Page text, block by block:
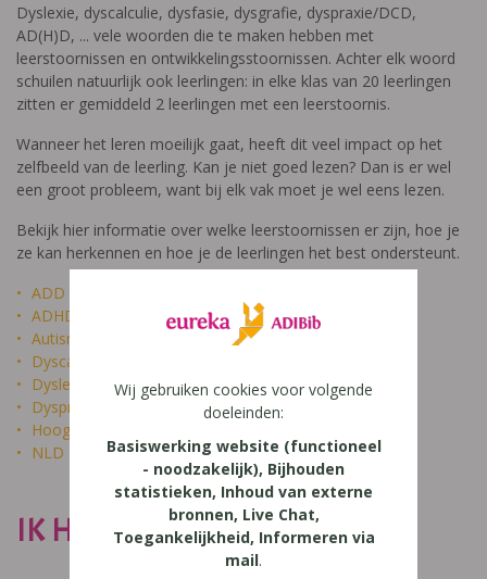
Dyslexie, dyscalculie, dysfasie, dysgrafie, dyspraxie/DCD,
AD(H)D, ... vele woorden die te maken hebben met
leerstoornissen en ontwikkelingsstoornissen. Achter elk woord
schuilen natuurlijk ook leerlingen: in elke klas van 20 leerlingen
zitten er gemiddeld 2 leerlingen met een leerstoornis.
Wanneer het leren moeilijk gaat, heeft dit veel impact op het
zelfbeeld van de leerling. Kan je niet goed lezen? Dan is er wel
een groot probleem, want bij elk vak moet je wel eens lezen.
Bekijk hier informatie over welke leerstoornissen er zijn, hoe je
ze kan herkennen en hoe je de leerlingen het best ondersteunt.
ADD
ADHD
Autisme
Dyscalculie
Dyslexie
Dyspraxie
Hoogbegaafdheid
NLD
IK HEET NIET DOM
Wij gebruiken cookies voor volgende
doeleinden:
Basiswerking website (functioneel
- noodzakelijk), Bijhouden
statistieken, Inhoud van externe
bronnen, Live Chat,
Toegankelijkheid, Informeren via
mail.